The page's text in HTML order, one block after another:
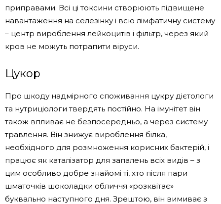
приправами. Всі ці токсини створюють підвищене
навантаження на селезінку і всю лімфатичну систему
– центр вироблення лейкоцитів і фільтр, через який
кров не можуть потрапити віруси.
Цукор
Про шкоду надмірного споживання цукру дієтологи
та нутриціологи твердять постійно. На імунітет він
також впливає не безпосередньо, а через систему
травлення. Він знижує вироблення білка,
необхідного для розмноження корисних бактерій, і
працює як каталізатор для запалень всіх видів – з
цим особливо добре знайомі ті, хто після пари
шматочків шоколадки обличчя «розквітає»
буквально наступного дня. Зрештою, він вимиває з